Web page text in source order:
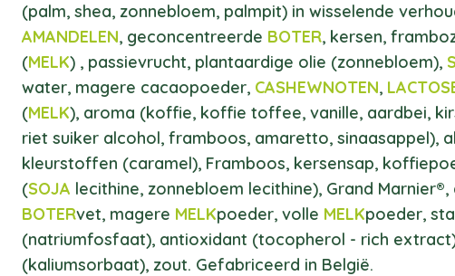
(palm, shea, zonnebloem, palmpit) in wisselende
AMANDELEN, geconcentreerde BOTER, kersen,
(MELK) , passievrucht, plantaardige olie (zonnebloem),
water, magere cacaopoeder, CASHEWNOTEN,
(MELK), aroma (koffie, koffie toffee, vanille, aardbei,
riet suiker alcohol, framboos, amaretto, sinaasappel),
kleurstoffen (caramel), Framboos, kersensap,
(SOJA lecithine, zonnebloem lecithine), Grand Marnier®,
BOTERvet, magere MELKpoeder, volle MELKpoeder,
(natriumfosfaat), antioxidant (tocopherol - rich
(kaliumsorbaat), zout. Gefabriceerd in België.